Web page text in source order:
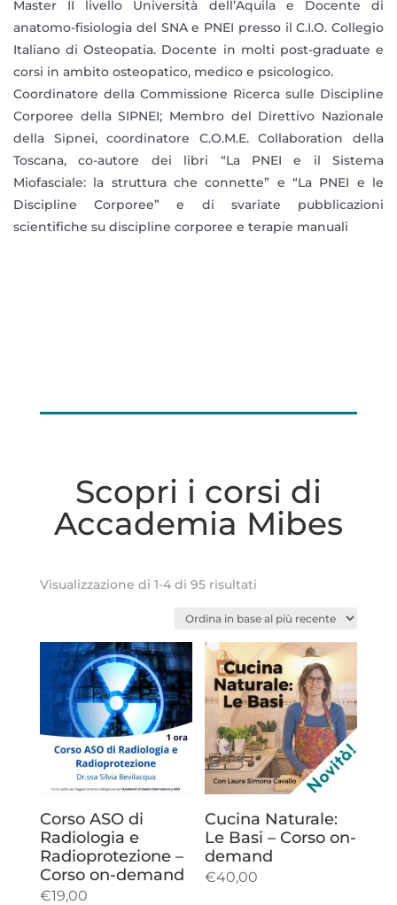
Master II livello Università dell’Aquila e Docente di
anatomo-fisiologia del SNA e PNEI presso il C.I.O. Collegio
Italiano di Osteopatia. Docente in molti post-graduate e
corsi in ambito osteopatico, medico e psicologico.
Coordinatore della Commissione Ricerca sulle Discipline
Corporee della SIPNEI; Membro del Direttivo Nazionale
della Sipnei, coordinatore C.O.M.E. Collaboration della
Toscana, co-autore dei libri “La PNEI e il Sistema
Miofasciale: la struttura che connette” e “La PNEI e le
Discipline Corporee” e di svariate pubblicazioni
scientifiche su discipline corporee e terapie manuali
Scopri i corsi di
Accademia Mibes
Visualizzazione di 1-4 di 95 risultatiOrdina
base
al
più
recente
Corso ASO di
Radiologia e
Radioprotezione –
Corso on-demand
€19,00
Cucina Naturale:
Le Basi – Corso on-
demand
€40,00